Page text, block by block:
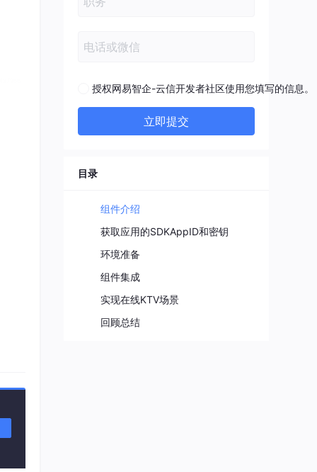
授权网易智企-云信开发者社区使用您填写的信息。
立即提交
目录
组件介绍
获取应用的SDKAppID和密钥
环境准备
组件集成
实现在线KTV场景
回顾总结